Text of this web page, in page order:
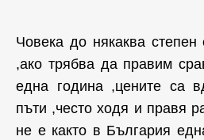
Човека до някаква степен
,ако трябва да правим
една година ,цените са
пъти ,често ходя и правя
не е както в България